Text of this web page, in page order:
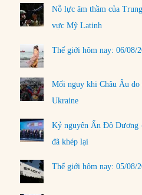
Nỗ lực âm thầm của
vực Mỹ Latinh
Thế giới hôm nay: 06/08/
Mối nguy khi Châu Âu
Ukraine
Kỷ nguyên Ấn Độ Dương
đã khép lại
Thế giới hôm nay: 05/08/